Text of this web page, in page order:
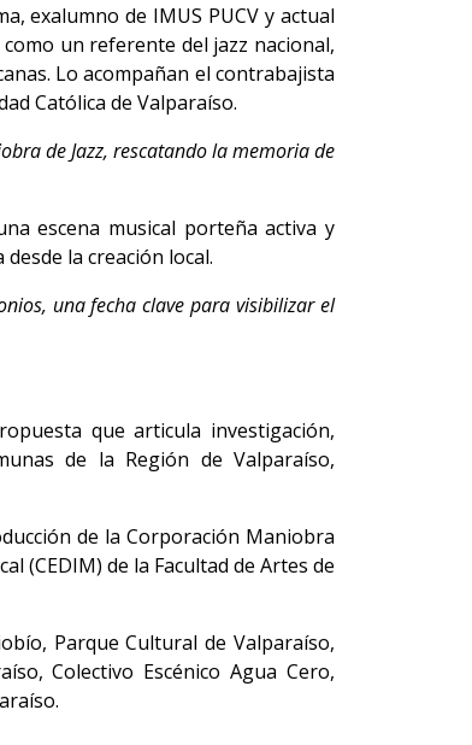
exalumno de IMUS PUCV y actual
un referente del jazz nacional,
Lo acompañan el contrabajista
Católica de Valparaíso.
de Jazz, rescatando la memoria de
escena musical porteña activa y
la creación local.
una fecha clave para visibilizar el
que articula investigación,
de la Región de Valparaíso,
de la Corporación Maniobra
(CEDIM) de la Facultad de Artes de
Parque Cultural de Valparaíso,
Colectivo Escénico Agua Cero,